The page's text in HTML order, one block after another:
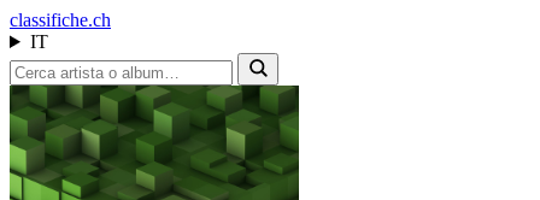
classifiche.ch
IT